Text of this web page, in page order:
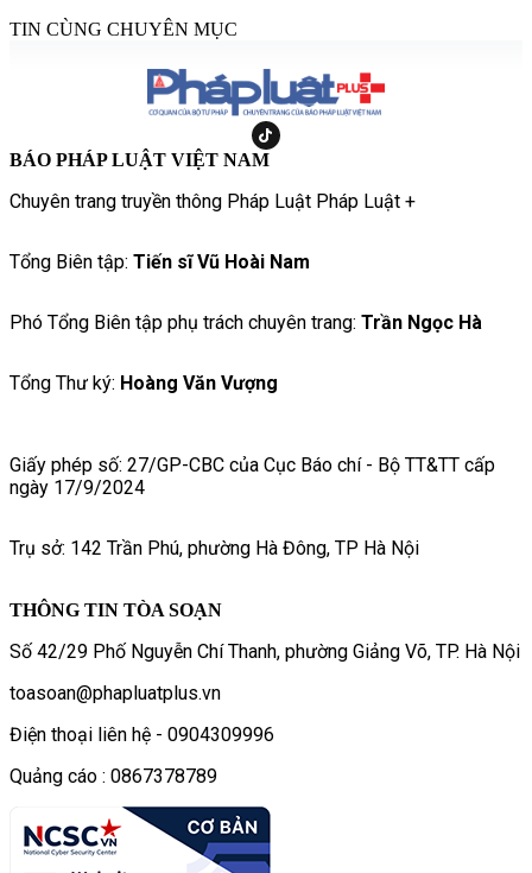
TIN CÙNG CHUYÊN MỤC
BÁO PHÁP LUẬT VIỆT NAM
Chuyên trang truyền thông Pháp Luật Pháp Luật +
Tổng Biên tập: Tiến sĩ Vũ Hoài Nam
Phó Tổng Biên tập phụ trách chuyên trang: Trần Ngọc Hà
Tổng Thư ký: Hoàng Văn Vượng
Giấy phép số: 27/GP-CBC của Cục Báo chí - Bộ TT&TT cấp
ngày 17/9/2024
Trụ sở: 142 Trần Phú, phường Hà Đông, TP Hà Nội
THÔNG TIN TÒA SOẠN
Số 42/29 Phố Nguyễn Chí Thanh, phường Giảng Võ, TP. Hà Nội
toasoan@phapluatplus.vn
Điện thoại liên hệ - 0904309996
Quảng cáo : 0867378789